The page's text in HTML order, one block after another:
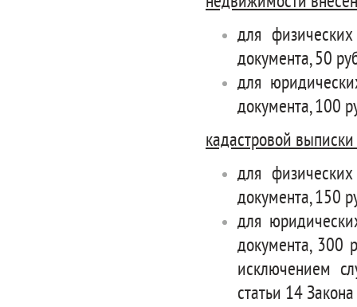
для
документа, 50
для
документа, 100
кадастровой
для
документа, 150
для
документа, 300
исключением
статьи 14